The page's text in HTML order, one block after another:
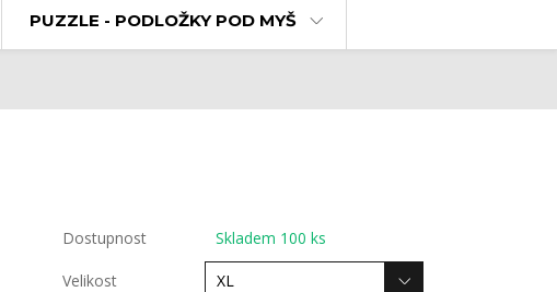
PUZZLE - PODLOŽKY POD MYŠ
Dostupnost Skladem 100 ks
Velikost